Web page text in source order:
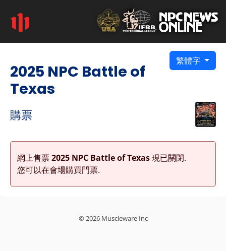
繁體字
2025 NPC Battle of
Texas
購票
網上售票2025 NPC Battle of Texas現已關閉.
您可以在會場購買門票.
© 2026 Muscleware Inc